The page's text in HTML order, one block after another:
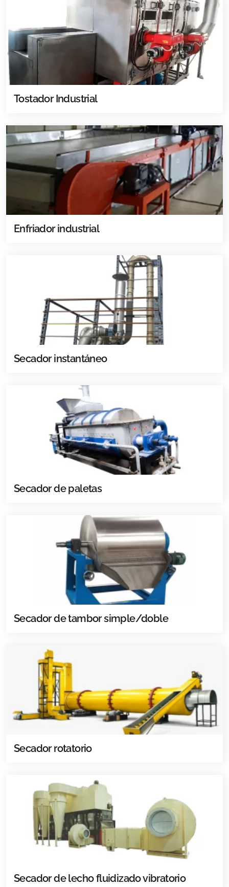
Tostador Industrial
Enfriador industrial
Secador instantáneo
Secador de paletas
Secador de tambor simple/doble
Secador rotatorio
Secador de lecho fluidizado vibratorio